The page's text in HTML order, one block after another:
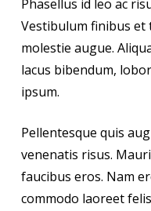
Phasellus id leo ac
Vestibulum finibus
molestie augue.
lacus bibendum,
ipsum.
Pellentesque quis
venenatis risus.
faucibus eros. Nam
commodo laoreet